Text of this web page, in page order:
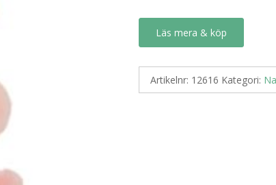
Läs mera & köp
Artikelnr: 12616 Kategori: